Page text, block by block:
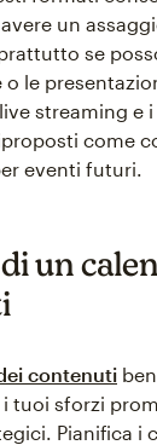
un
se
o le
streaming e
come
eventi futuri.
un
contenuti
tuoi sforzi
Pianifica i